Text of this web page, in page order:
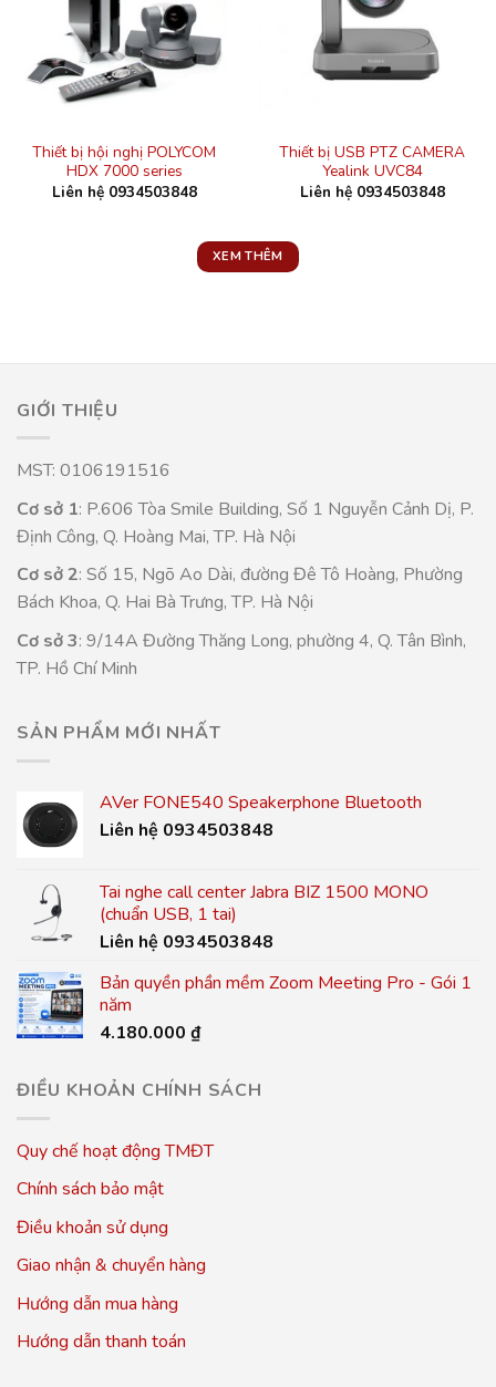
Thiết bị hội nghị POLYCOM
HDX 7000 series
Liên hệ 0934503848
Thiết bị USB PTZ CAMERA
Yealink UVC84
Liên hệ 0934503848
XEM THÊM
GIỚI THIỆU
MST: 0106191516
Cơ sở 1: P.606 Tòa Smile Building, Số 1 Nguyễn Cảnh Dị, P.
Định Công, Q. Hoàng Mai, TP. Hà Nội
Cơ sở 2: Số 15, Ngõ Ao Dài, đường Đê Tô Hoàng, Phường
Bách Khoa, Q. Hai Bà Trưng, TP. Hà Nội
Cơ sở 3: 9/14A Đường Thăng Long, phường 4, Q. Tân Bình,
TP. Hồ Chí Minh
SẢN PHẨM MỚI NHẤT
AVer FONE540 Speakerphone Bluetooth
Liên hệ 0934503848
Tai nghe call center Jabra BIZ 1500 MONO
(chuẩn USB, 1 tai)
Liên hệ 0934503848
Bản quyền phần mềm Zoom Meeting Pro - Gói 1
năm
4.180.000 ₫
ĐIỀU KHOẢN CHÍNH SÁCH
Quy chế hoạt động TMĐT
Chính sách bảo mật
Điều khoản sử dụng
Giao nhận & chuyển hàng
Hướng dẫn mua hàng
Hướng dẫn thanh toán